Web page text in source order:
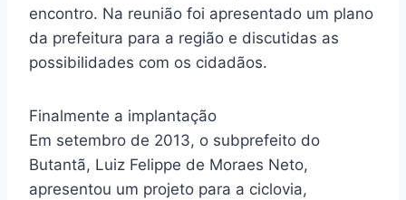
encontro. Na reunião foi apresentado um plano
da prefeitura para a região e discutidas as
possibilidades com os cidadãos.
Finalmente a implantação
Em setembro de 2013, o subprefeito do
Butantã, Luiz Felippe de Moraes Neto,
apresentou um projeto para a ciclovia,